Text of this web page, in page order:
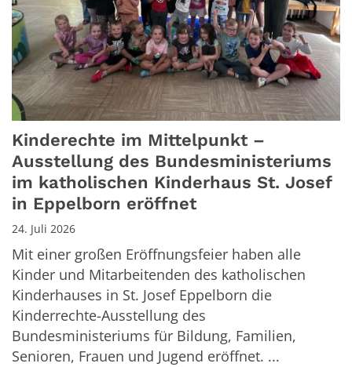
Kinderechte im Mittelpunkt –
Ausstellung des Bundesministeriums
im katholischen Kinderhaus St. Josef
in Eppelborn eröffnet
24. Juli 2026
Mit einer großen Eröffnungsfeier haben alle
Kinder und Mitarbeitenden des katholischen
Kinderhauses in St. Josef Eppelborn die
Kinderrechte-Ausstellung des
Bundesministeriums für Bildung, Familien,
Senioren, Frauen und Jugend eröffnet. ...